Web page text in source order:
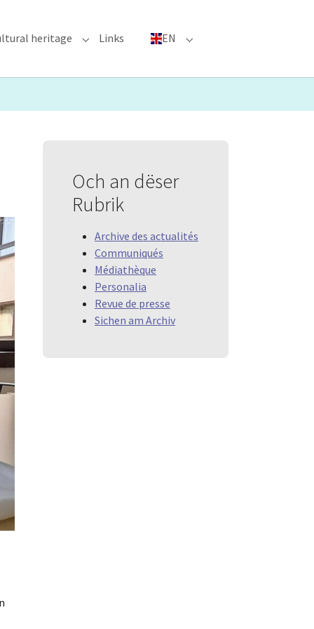
for "Major Events"
heritage Submenu for "Cultural heritage"
Links EN Submenu for "EN"
Och an dëser
Rubrik
Archive des actualités
Communiqués
Médiathèque
Personalia
Revue de presse
Sichen am Archiv